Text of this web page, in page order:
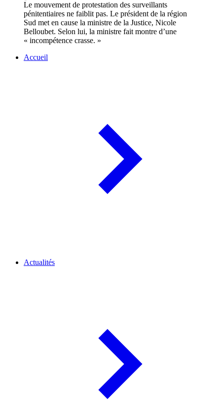
Le mouvement de protestation des surveillants
pénitentiaires ne faiblit pas. Le président de la région
Sud met en cause la ministre de la Justice, Nicole
Belloubet. Selon lui, la ministre fait montre d’une
« incompétence crasse. »
Accueil
Actualités